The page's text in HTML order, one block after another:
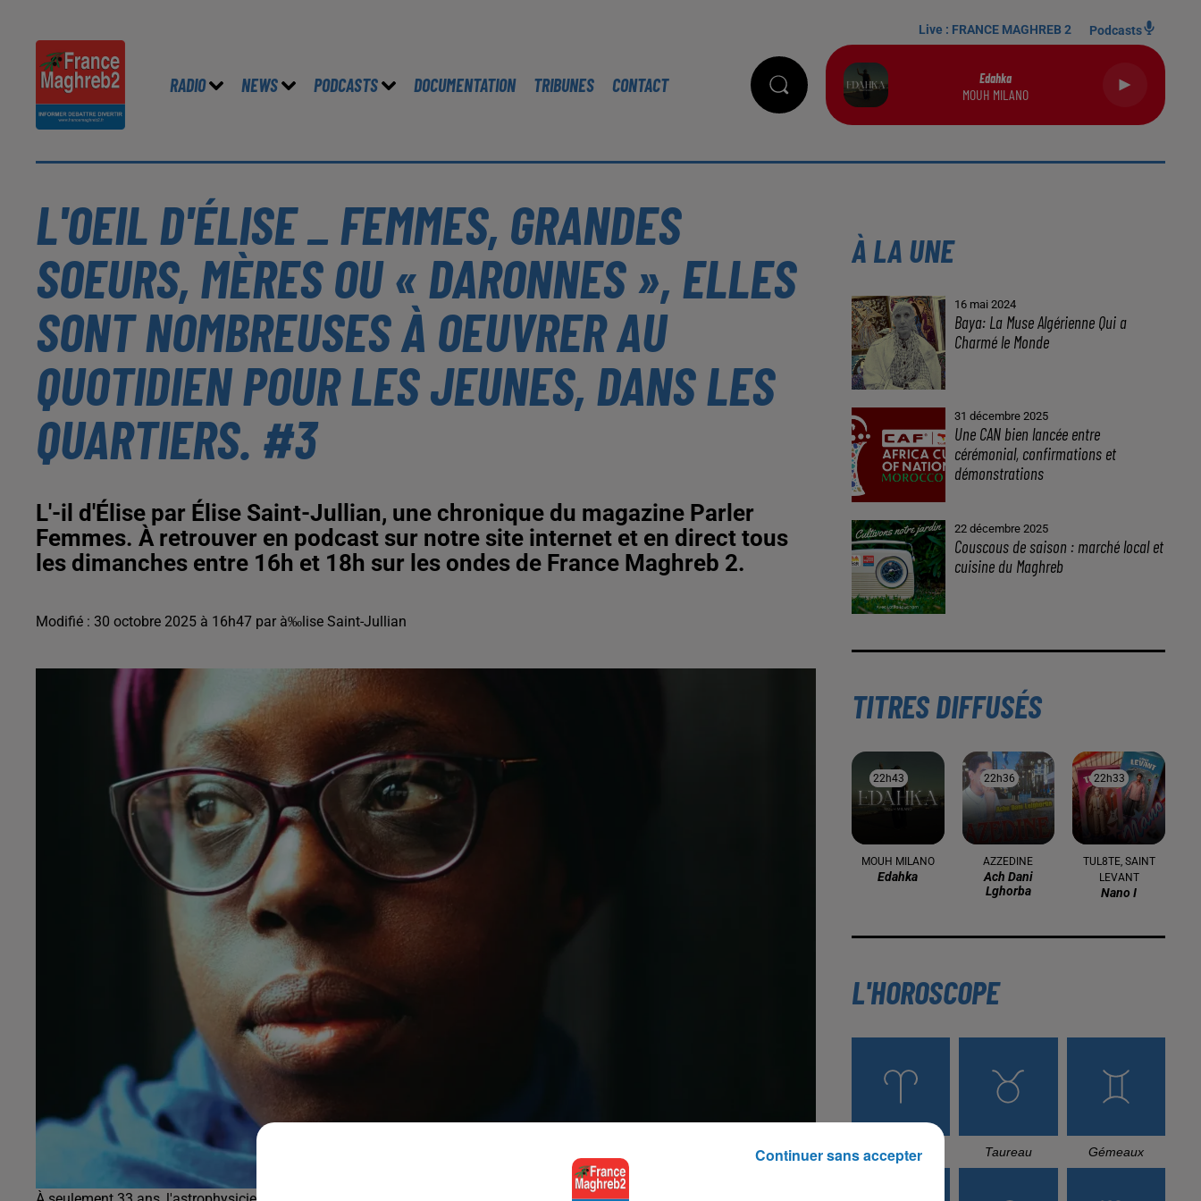
RADIO NEWS PODCASTS DOCUMENTATION TRIBUNES CONTACT
Live : FRANCE MAGHREB 2 Podcasts
Edahka
MOUH MILANO
L'OEIL D'ÉLISE _ FEMMES, GRANDES
SOEURS, MÈRES OU « DARONNES », ELLES
SONT NOMBREUSES À OEUVRER AU
QUOTIDIEN POUR LES JEUNES, DANS LES
QUARTIERS. #3
L'-il d'Élise par Élise Saint-Jullian, une chronique du magazine Parler
Femmes. À retrouver en podcast sur notre site internet et en direct tous
les dimanches entre 16h et 18h sur les ondes de France Maghreb 2.
Modifié : 30 octobre 2025 à 16h47 par à‰lise Saint-Jullian
À LA UNE
16 mai 2024
Baya: La Muse Algérienne Qui a
Charmé le Monde
cérémonial, confirmations et
démonstrations
Couscous de saison : marché local et
cuisine du Maghreb
Continuer sans accepter